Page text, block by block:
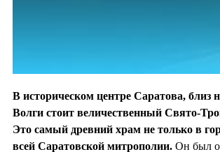
В историческом центре Саратова, близ
Волги стоит величественный Свято-
Это самый древний храм не только в
всей Саратовской митрополии. Он был